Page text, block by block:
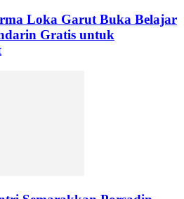
Loka Garut Buka Belajar
Gratis untuk